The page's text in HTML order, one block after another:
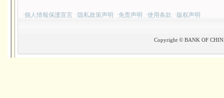
·個人情報保護宣言 · 隐私政策声明 ·免责声明 ·使用条款 · 版权声明
Copyright © BANK OF